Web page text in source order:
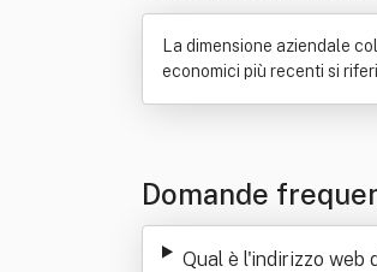
La dimensione aziendale
economici più recenti si
Domande
Qual è l'indirizzo web